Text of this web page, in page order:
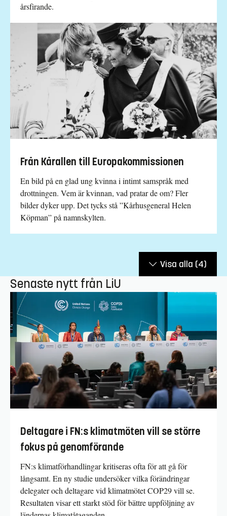
årsfirande.
Från Kårallen till Europakommissionen
En bild på en glad ung kvinna i intimt samspråk med
drottningen. Vem är kvinnan, vad pratar de om? Fler
bilder dyker upp. Det tycks stå ”Kårhusgeneral Helen
Köpman” på namnskylten.
Visa alla (4)
Senaste nytt från LiU
Deltagare i FN:s klimatmöten vill se större
fokus på genomförande
FN:s klimatförhandlingar kritiseras ofta för att gå för
långsamt. En ny studie undersöker vilka förändringar
delegater och deltagare vid klimatmötet COP29 vill se.
Resultaten visar ett starkt stöd för bättre uppföljning av